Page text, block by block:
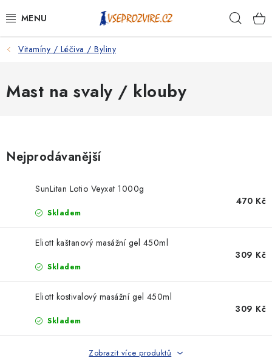
na
PSI
KOČKY
NA NEMOCI
KRÁLÍCI/HLODAVCI/PTÁCI
SLEVY
Ceník dopravy Kontakty
Obchodní podmínky
Podmínky ochrany osobních údajů
Vitamíny / Léčiva / Byliny
Mast na svaly / klouby
Nejprodávanější
SunLitan Lotio Veyxat 1000g
Skladem
470 Kč
Eliott kaštanový masážní gel 450ml
Skladem
309 Kč
Eliott kostivalový masážní gel 450ml
Skladem
309 Kč
Zobrazit více produktů